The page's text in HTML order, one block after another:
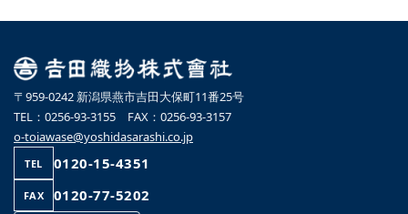
〒959-0242 新潟県燕市吉田大保町11番25号
TEL：0256-93-3155 FAX：0256-93-3157
o-toiawase@yoshidasarashi.co.jp
TEL 0120-15-4351
FAX 0120-77-5202